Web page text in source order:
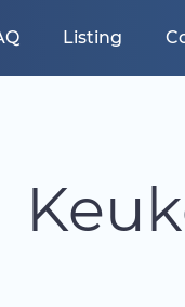
Listing